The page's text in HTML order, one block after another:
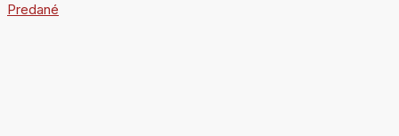
Predané